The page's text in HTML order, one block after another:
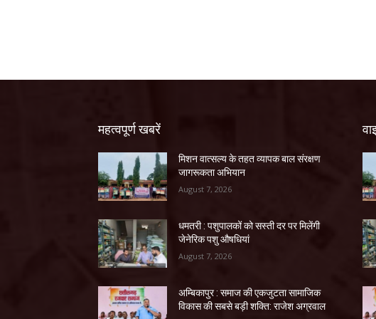
महत्वपूर्ण खबरें
मिशन वात्सल्य के तहत व्यापक बाल संरक्षण
जागरूकता अभियान
August 7, 2026
धमतरी : पशुपालकों को सस्ती दर पर मिलेंगी
जेनेरिक पशु औषधियां
August 7, 2026
अम्बिकापुर : समाज की एकजुटता सामाजिक
विकास की सबसे बड़ी शक्ति: राजेश अग्रवाल